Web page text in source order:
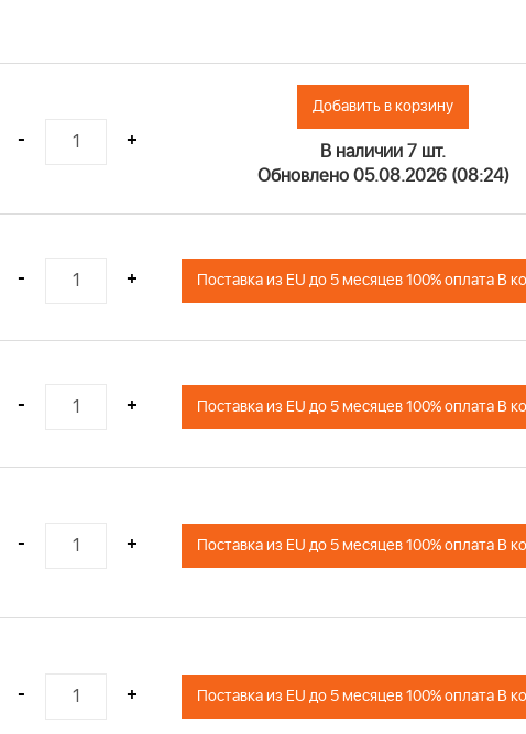
- +
Добавить в корзину
В наличии 7 шт.
Обновлено 05.08.2026 (08:24)
- + Поставка из EU до 5 месяцев 100% оплата В
- + Поставка из EU до 5 месяцев 100% оплата В
- + Поставка из EU до 5 месяцев 100% оплата В
- + Поставка из EU до 5 месяцев 100% оплата В